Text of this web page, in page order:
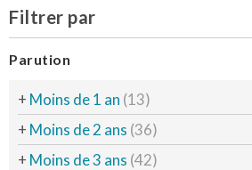
Filtrer par
Parution
+ Moins de 1 an (13)
+ Moins de 2 ans (36)
+ Moins de 3 ans (42)